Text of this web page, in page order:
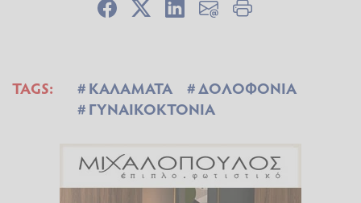
TAGS: ΚΑΛΑΜΑΤΑ
ΔΟΛΟΦΟΝΙΑ
ΓΥΝΑΙΚΟΚΤΟΝΙΑ